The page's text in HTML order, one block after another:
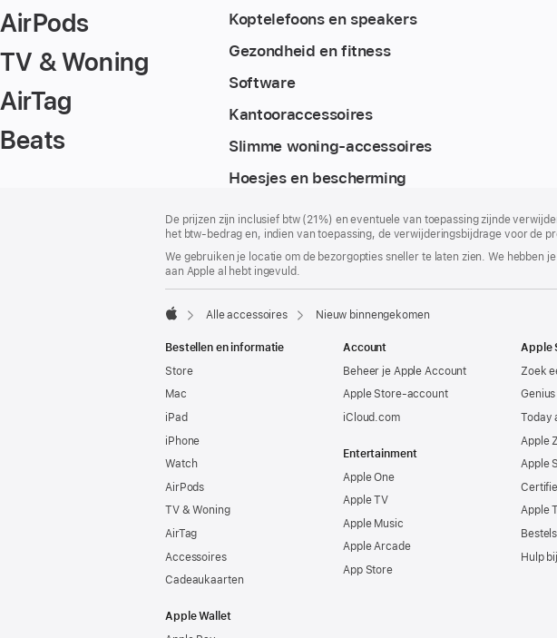
AirPods
TV & Woning
AirTag
Beats
Koptelefoons en speakers
Gezondheid en fitness
Software
Kantoor­accessoires
Slimme woning-accessoires
Hoesjes en bescherming
De prijzen zijn inclusief btw (21%) en eventuele van toepassing zijnde
het btw-bedrag en, indien van toepassing, de verwijderingsbijdrage voor de
We gebruiken je locatie om de bezorgopties sneller te laten zien. We hebben
aan Apple al hebt ingevuld.
Alle accessoires Nieuw binnengekomen
Bestellen en informatie
Store
Mac
iPad
iPhone
Watch
AirPods
TV & Woning
AirTag
Accessoires
Cadeaukaarten
Apple Wallet
Account
Beheer je Apple Account
Apple Store-account
iCloud.com
Entertainment
Apple One
Apple TV
Apple Music
Apple Arcade
App Store
Apple
Zoek
Today
Apple
Apple
Apple
Hulp